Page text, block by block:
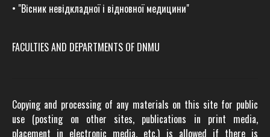
• "Вісник невідкладної і відновної медицини"
FACULTIES AND DEPARTMENTS OF DNMU
Copying and processing of any materials on this site for public
use (posting on other sites, publications in print media,
placement in electronic media, etc.) is allowed if there is